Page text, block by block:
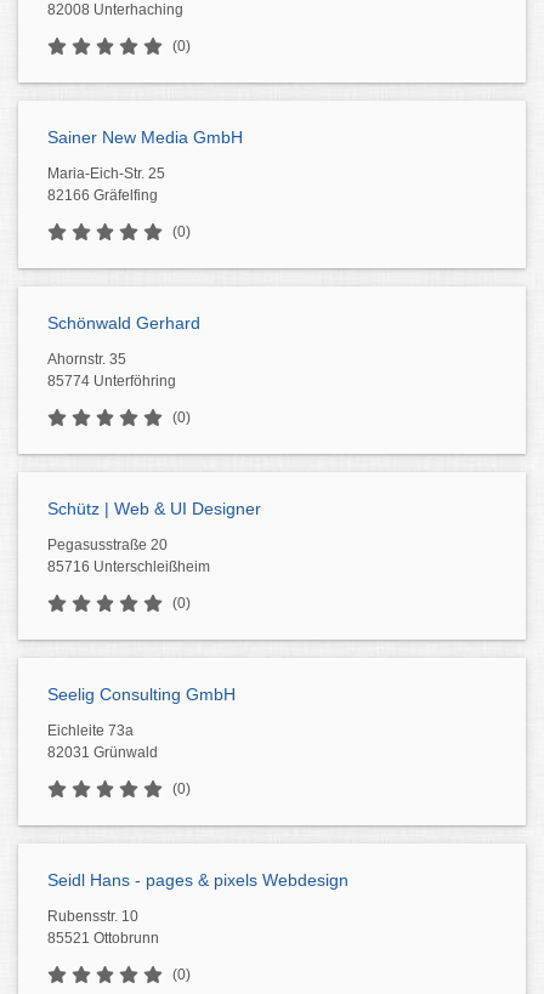
82008 Unterhaching
(0)
Sainer New Media GmbH
Maria-Eich-Str. 25
82166 Gräfelfing
(0)
Schönwald Gerhard
Ahornstr. 35
85774 Unterföhring
(0)
Schütz | Web & UI Designer
Pegasusstraße 20
85716 Unterschleißheim
(0)
Seelig Consulting GmbH
Eichleite 73a
82031 Grünwald
(0)
Seidl Hans - pages & pixels Webdesign
Rubensstr. 10
85521 Ottobrunn
(0)